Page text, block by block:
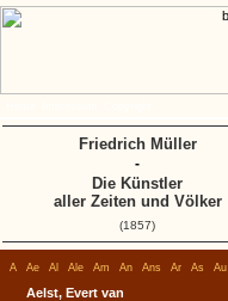
A Ae Al Ale Am An Ans Ar As Au
Aelst, Evert van
Friedrich Müller
-
Die Künstler
aller Zeiten und Völker
(1857)